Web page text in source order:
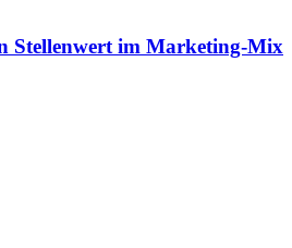
Stellenwert im Marketing-Mix